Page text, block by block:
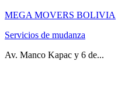
MEGA MOVERS BOLIVIA
Servicios de mudanza
Av. Manco Kapac y 6 de...